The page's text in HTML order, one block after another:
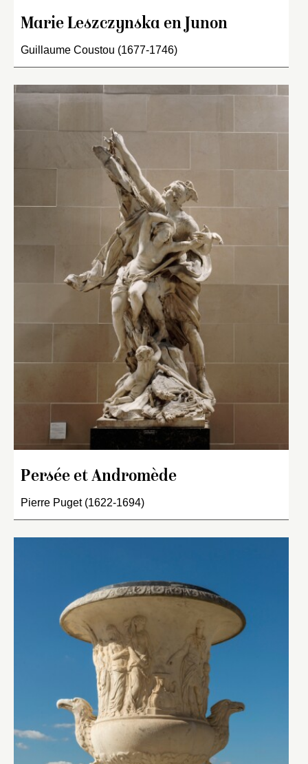
Marie Leszczynska en Junon
Guillaume Coustou (1677-1746)
Persée et Andromède
Pierre Puget (1622-1694)